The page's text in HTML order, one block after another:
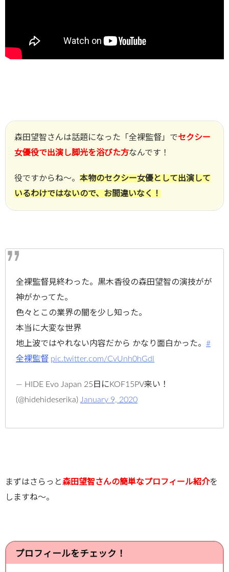
森田望智さんは話題になった「全裸監督」でセクシー
女優役で出演し脚光を浴びた方なんです！
役ですからね～。 本物のセクシー女優として出演して
いるわけではないので、お間違いなく！
全裸監督見終わった。黒木香役の森田望智の演技がが
神がかってた。
色々とこの業界の闇を少し知った。
本当に大変な世界
地上波ではやれない内容だから かなり面白かった。 #
全裸監督 pic.twitter.com/CvUnh0hGdl
— HIDE Evo Japan 25日にKOF15PV来い！
(@hidehideserika) January 9, 2020
まずはさらっと森田望智さんの簡単なプロフィール紹介を
しますね～。
プロフィールをチェック！